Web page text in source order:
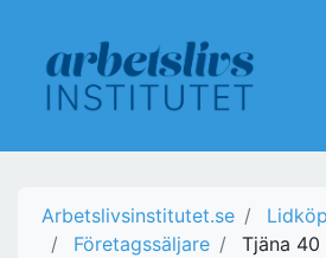
Arbetslivsinstitutet.se
Företagssäljare
Tjäna 40